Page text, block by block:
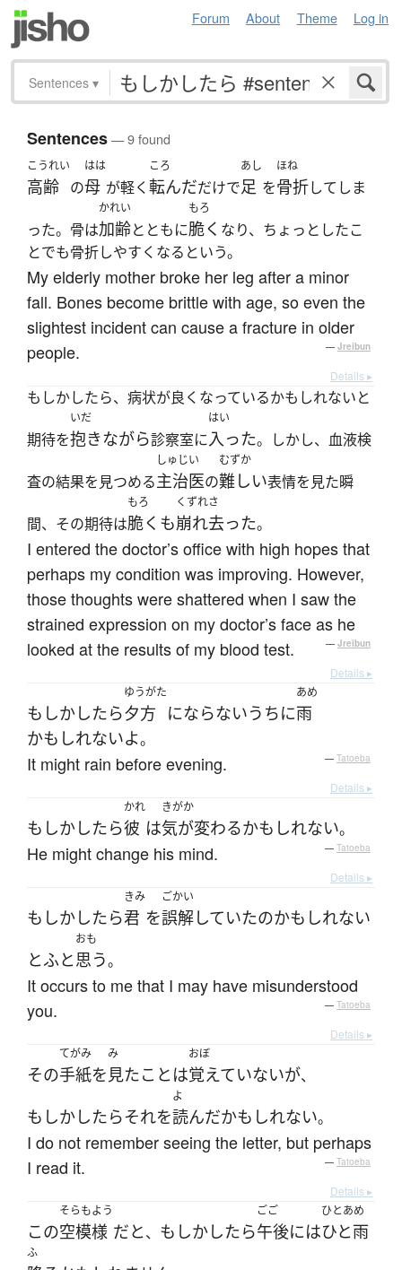
Forum About Theme Log in
Sentences ▾
Sentences— 9 found
こうれい
高齢 の
はは
母 が軽く
ころ
転んだだけで
あし
足 を
ほね
骨折してしま
った。骨は
かれい
加齢とともに
もろ
脆く なり、ちょっとしたこ
とでも骨折しやすくなるという。
My elderly mother broke her leg after a minor
fall. Bones become brittle with age, so even the
slightest incident can cause a fracture in older
people.
— Jreibun
Details ▸
もしかしたら、病状が良くなっているかもしれないと
期待を
いだ
抱きながら診察室に
はい
入った。しかし、血液検
査の結果を見つめる
しゅじい
主治医の
むずか
難しい表情を見た瞬
間、その期待は
もろ
脆くも
くずれさ
崩れ去った。
I entered the doctor’s office with high hopes that
perhaps my condition was improving. However,
those thoughts were shattered when I saw the
strained expression on my doctor’s face as he
looked at the results of my blood test.
— Jreibun
Details ▸
もしかしたら
ゆうがた
夕方 にならないうちに
あめ
雨
かもしれないよ。
It might rain before evening. — Tatoeba
Details ▸
もしかしたら
かれ
彼 は
きがか
気が変わるかもしれない。
He might change his mind. — Tatoeba
Details ▸
もしかしたら
きみ
君 を
ごかい
誤解していたのかもしれない
とふと
おも
思う。
It occurs to me that I may have misunderstood
you.
— Tatoeba
Details ▸
その
てがみ
手紙を
み
見たことは
おぼ
覚えていないが、
もしかしたらそれを
よ
読んだかもしれない。
I do not remember seeing the letter, but perhaps
I read it.
— Tatoeba
Details ▸
この
そらもよう
空模様 だと、 もしかしたら
ごご
午後には
ひとあめ
ひと雨
ふ